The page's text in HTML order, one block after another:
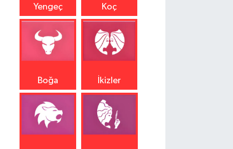
Yengeç Koç
Boğa İkizler